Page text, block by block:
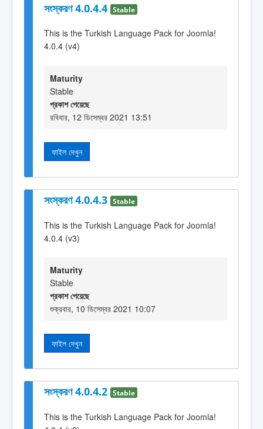
সংস্করণ 4.0.4.4 Stable
This is the Turkish Language Pack for Joomla!
4.0.4 (v4)
Maturity
Stable
প্রকাশ পেয়েছে
রবিবার, 12 ডিসেম্বর 2021 13:51
ফাইল দেখুন
সংস্করণ 4.0.4.3 Stable
This is the Turkish Language Pack for Joomla!
4.0.4 (v3)
Maturity
Stable
প্রকাশ পেয়েছে
শুক্রবার, 10 ডিসেম্বর 2021 10:07
ফাইল দেখুন
সংস্করণ 4.0.4.2 Stable
This is the Turkish Language Pack for Joomla!